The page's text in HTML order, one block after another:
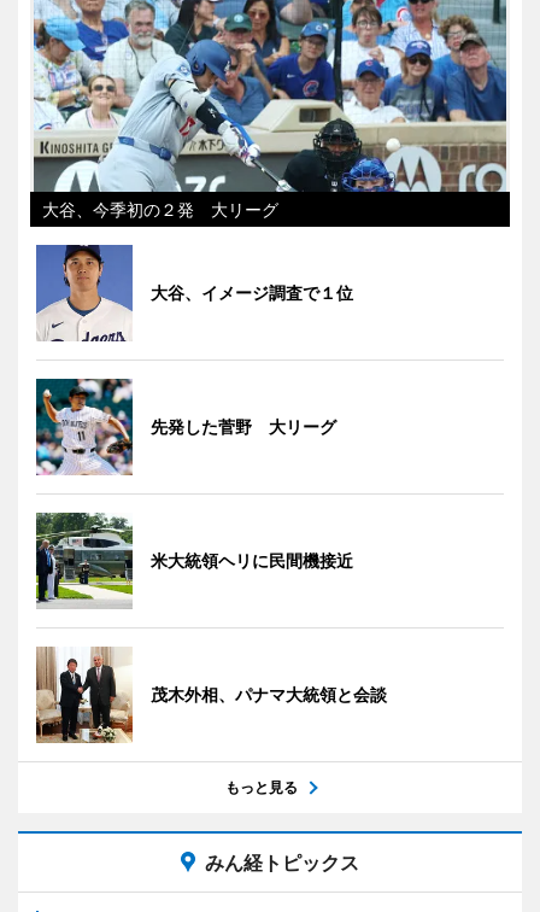
大谷、今季初の２発 大リーグ
大谷、イメージ調査で１位
先発した菅野 大リーグ
米大統領ヘリに民間機接近
茂木外相、パナマ大統領と会談
もっと見る
みん経トピックス